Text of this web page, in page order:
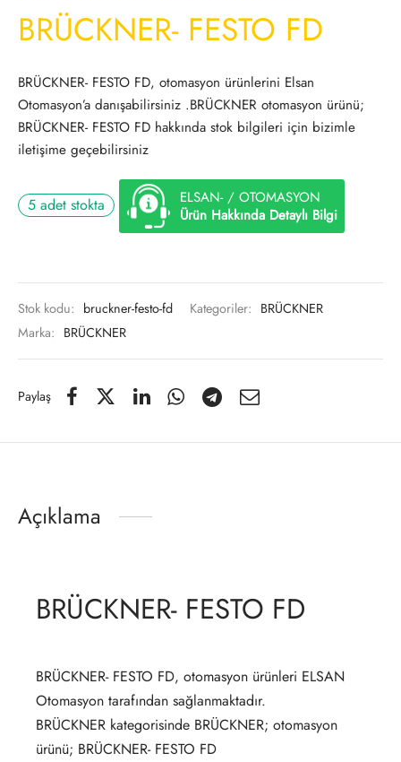
BRÜCKNER- FESTO FD
BRÜCKNER- FESTO FD, otomasyon ürünlerini Elsan
Otomasyon’a danışabilirsiniz .BRÜCKNER otomasyon ürünü;
BRÜCKNER- FESTO FD hakkında stok bilgileri için bizimle
iletişime geçebilirsiniz
5 adet stokta
ELSAN- / OTOMASYON
Ürün Hakkında Detaylı Bilgi
Stok kodu: bruckner-festo-fd Kategoriler: BRÜCKNER
Marka: BRÜCKNER
Paylaş
Açıklama
BRÜCKNER- FESTO FD
BRÜCKNER- FESTO FD, otomasyon ürünleri ELSAN
Otomasyon tarafından sağlanmaktadır.
BRÜCKNER kategorisinde BRÜCKNER; otomasyon
ürünü; BRÜCKNER- FESTO FD